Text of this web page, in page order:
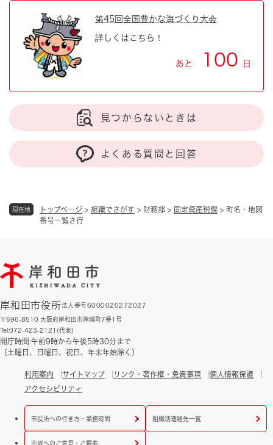
現在地 トップページ > 組織でさがす > 財務部 > 固定資産税課 > 町名・地図
番号一覧さ行
第45回全国豊かな海づくり大会
詳しくはこちら！
あと 100 日
見つからないときは
よくある質問と回答
岸和田市役所法人番号6000020272027
〒596-8510 大阪府岸和田市岸城町7番1号
Tel:072-423-2121(代表)
開庁時間:午前9時から午後5時30分まで
（土曜日、日曜日、祝日、年末年始除く）
利用案内 サイトマップ リンク・著作権・免責事項
個人情報保護
アクセシビリティ
市役所への行き方・業務時間 組織別連絡先一覧
市政へのご意見・ご提案